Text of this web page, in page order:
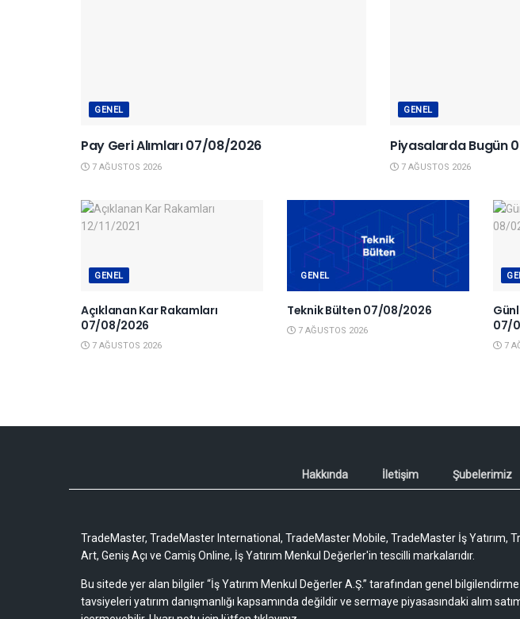
GENEL
Pay Geri Alımları 07/08/2026
7 AĞUSTOS 2026
GENEL
Piyasalarda Bugün
7 AĞUSTOS 2026
GENEL
Açıklanan Kar Rakamları
07/08/2026
7 AĞUSTOS 2026
GENEL
Teknik Bülten 07/08/2026
7 AĞUSTOS 2026
07/
7
Hakkında İletişim Şubelerimiz
TradeMaster, TradeMaster International, TradeMaster Mobile, TradeMaster İş Yatırım,
Art, Geniş Açı ve Camiş Online, İş Yatırım Menkul Değerler'in tescilli markalarıdır.
Bu sitede yer alan bilgiler “İş Yatırım Menkul Değerler A.Ş.” tarafından genel bilgilendirme
tavsiyeleri yatırım danışmanlığı kapsamında değildir ve sermaye piyasasındaki alım